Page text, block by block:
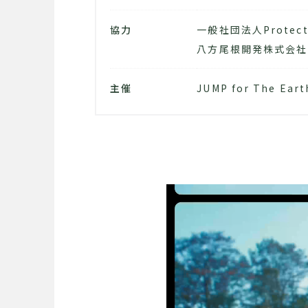
協力
一般社団法人
八方尾根開発株式会
主催 JUMP for The